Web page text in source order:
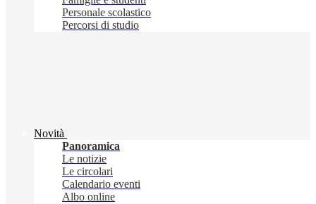
Personale scolastico
Percorsi di studio
Novità
Panoramica
Le notizie
Le circolari
Calendario eventi
Albo online